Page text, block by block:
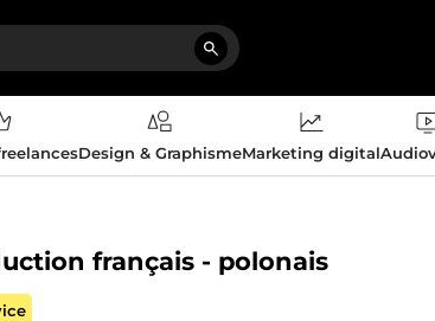
Design & GraphismeMarketing digital
français - polonais